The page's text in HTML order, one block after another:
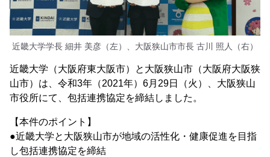
近畿大学学長 細井 美彦（左）、大阪狭山市市長 古川 照人（右）
近畿大学（大阪府東大阪市）と大阪狭山市（大阪府大阪狭
山市）は、令和3年（2021年）6月29日（火）、大阪狭山
市役所にて、包括連携協定を締結しました。
【本件のポイント】
●近畿大学と大阪狭山市が地域の活性化・健康促進を目指
し包括連携協定を締結